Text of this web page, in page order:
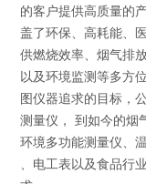
的客户提供高质量的
盖了环保、高耗能、
供燃烧效率、烟气排
以及环境监测等多方
图仪器追求的目标，
测量仪， 到如今的烟
环境多功能测量仪、
、电工表以及食品行